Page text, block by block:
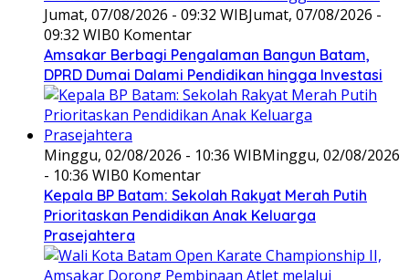
Jumat, 07/08/2026 - 09:32 WIBJumat, 07/08/2026 -
09:32 WIB0 Komentar
Amsakar Berbagi Pengalaman Bangun Batam,
DPRD Dumai Dalami Pendidikan hingga Investasi
Minggu, 02/08/2026 - 10:36 WIBMinggu, 02/08/2026
- 10:36 WIB0 Komentar
Kepala BP Batam: Sekolah Rakyat Merah Putih
Prioritaskan Pendidikan Anak Keluarga
Prasejahtera